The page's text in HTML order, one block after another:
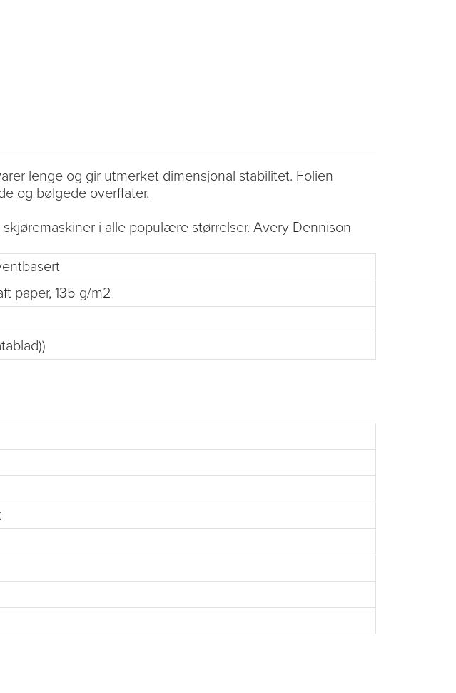
lenge og gir utmerket dimensjonal stabilitet. Folien
og bølgede overflater.
i alle populære størrelser. Avery Dennison
paper, 135 g/m2